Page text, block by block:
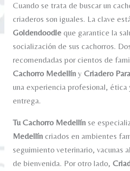
Cuando se trata de buscar un
criaderos son iguales. La clave
Goldendoodle que garantice la
socialización de sus cachorros.
recomendadas por cientos de
Cachorro Medellín y Criadero
una experiencia profesional, ética
entrega.
Tu Cachorro Medellín se
Medellín criados en ambientes
seguimiento veterinario, vacunas
de bienvenida. Por otro lado,